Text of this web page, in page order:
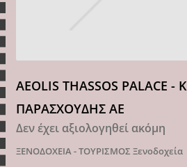
AEOLIS THASSOS PALACE - Κ
ΠΑΡΑΣΧΟΥΔΗΣ ΑΕ
Δεν έχει αξιολογηθεί ακόμη
ΞΕΝΟΔΟΧΕΙΑ - ΤΟΥΡΙΣΜΟΣ Ξενοδοχεία